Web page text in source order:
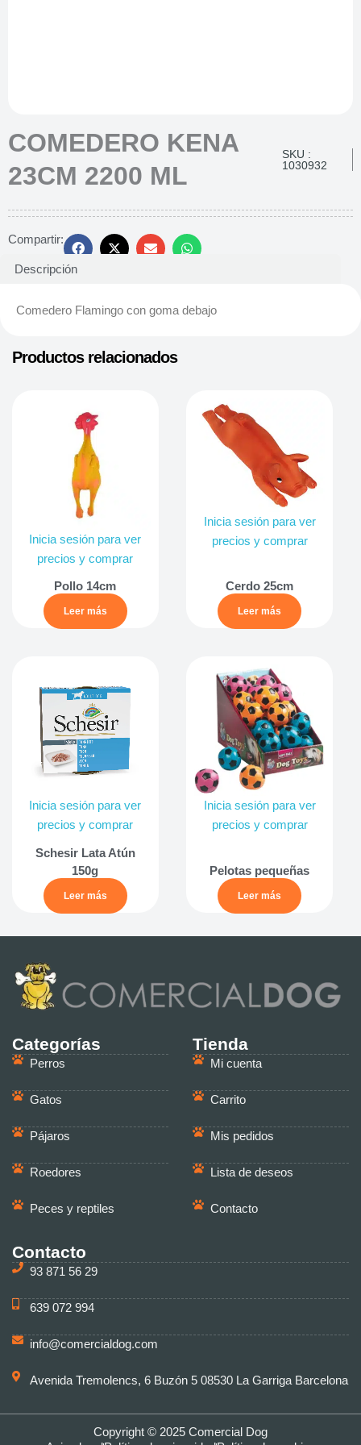
COMEDERO KENA
23CM 2200 ML
SKU :
1030932
Compartir:
Descripción
Comedero Flamingo con goma debajo
Productos relacionados
Inicia sesión para ver
precios y comprar
Pollo 14cm
Leer más
Inicia sesión para ver
precios y comprar
Cerdo 25cm
Leer más
Inicia sesión para ver
precios y comprar
Schesir Lata Atún
150g
Leer más
Inicia sesión para ver
precios y comprar
Pelotas pequeñas
Leer más
Categorías
Perros
Gatos
Pájaros
Roedores
Peces y reptiles
Tienda
Mi cuenta
Carrito
Mis pedidos
Lista de deseos
Contacto
Contacto
93 871 56 29
639 072 994
info@comercialdog.com
Avenida Tremolencs, 6 Buzón 5 08530 La Garriga Barcelona
Copyright © 2025 Comercial Dog